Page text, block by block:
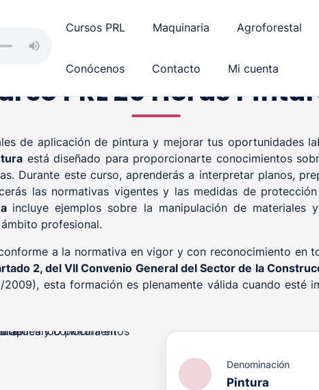
Cursos PRL Maquinaria Agroforestal
Conócenos Contacto Mi cuenta
PRL 20 Horas
de aplicación de pintura y mejorar tus oportunidades
está diseñado para proporcionarte conocimientos
Durante este curso, aprenderás a interpretar planos,
las normativas vigentes y las medidas de
incluye ejemplos sobre la manipulación de materiales
profesional.
a la normativa en vigor y con reconocimiento en
2, del VII Convenio General del Sector de la
esta formación es plenamente válida cuando esté
Denominación
Pintura